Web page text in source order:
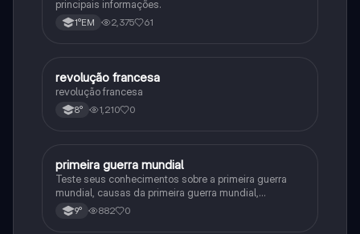
principais informações.
1°EM 2,375 61
História
revolução francesa
revolução francesa
8° 1,210 0
História
primeira guerra mundial
Teste seus conhecimentos sobre a primeira guerra
mundial, causas da primeira guerra mundial,
consequências da Primeira Guerra Mundial,fases da
primeira guerra mundial
9° 882 0